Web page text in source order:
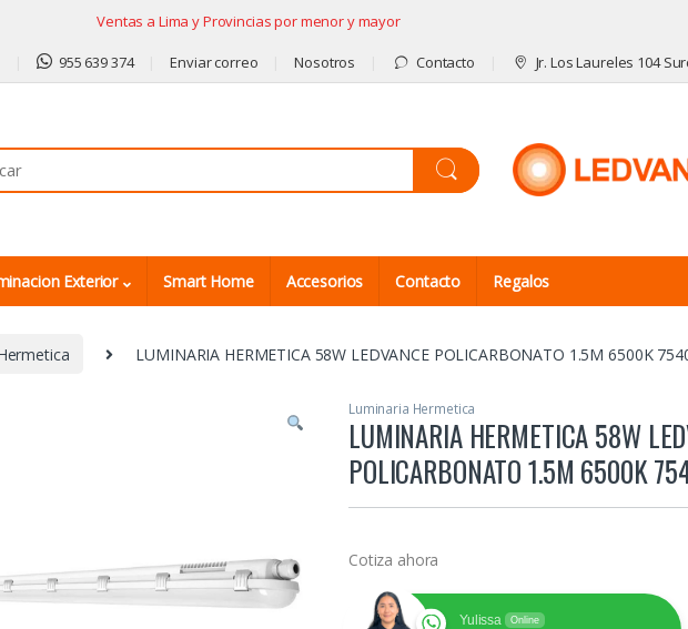
Ventas a Lima y Provincias por menor y mayor
955 639 374 Enviar correo Nosotros Contacto Jr. Los Laureles 104
Exterior Smart Home Accesorios Contacto Regalos
LUMINARIA HERMETICA 58W LEDVANCE POLICARBONATO 1.5M 6500K
Luminaria Hermetica
LUMINARIA HERMETICA 58W
POLICARBONATO 1.5M 6500K
Cotiza ahora
Yulissa Online